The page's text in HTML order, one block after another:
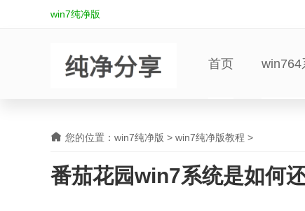
win7纯净版
首页 win764
您的位置： win7纯净版 > win7纯净版教程 >
番茄花园win7系统是如何